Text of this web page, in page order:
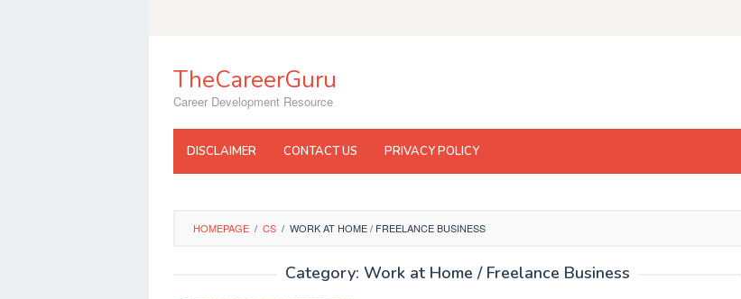
TheCareerGuru
Career Development Resource
DISCLAIMER CONTACT US PRIVACY POLICY
HOMEPAGE / CS / WORK AT HOME / FREELANCE BUSINESS
Category: Work at Home / Freelance Business